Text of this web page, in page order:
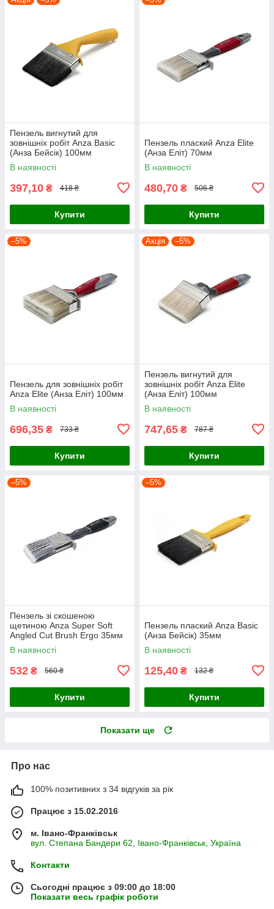
Пензель вигнутий для
зовнішніх робіт Anza Basic
(Анза Бейсік) 100мм
В наявності
397,10 ₴ 418 ₴
Купити
Пензель плаский Anza Elite
(Анза Еліт) 70мм
В наявності
480,70 ₴ 506 ₴
Купити
–5%
Пензель для зовнішніх робіт
Anza Elite (Анза Еліт) 100мм
В наявності
696,35 ₴ 733 ₴
Купити
Акція –5%
Пензель вигнутий для
зовнішніх робіт Anza Elite
(Анза Еліт) 100мм
В наявності
747,65 ₴ 787 ₴
Купити
–5%
Пензель зі скошеною
щетиною Anza Super Soft
Angled Cut Brush Ergo 35мм
В наявності
532 ₴ 560 ₴
Купити
–5%
Пензель плаский Anza Basic
(Анза Бейсік) 35мм
В наявності
125,40 ₴ 132 ₴
Купити
Показати ще
Про нас
100% позитивних з 34 відгуків за рік
Працює з 15.02.2016
м. Івано-Франківськ
вул. Степана Бандери 62, Івано-Франківськ, Україна
Контакти
Сьогодні працює з 09:00 до 18:00
Показати весь графік роботи